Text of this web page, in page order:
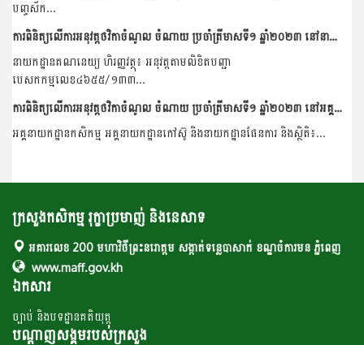
បញ្ចស័ក...
ការពិនិត្យលើការអនុវត្តថវិកាចំណូល ចំណាយ ប្រចាំត្រីមាសទី១ ឆ្នាំ២០២៣ នៅនាយកដ្ឋានគណនេយ្យ ហិរញ្ញវត្ថុ
នាយកដ្ឋានគណនេយ្យ ហិរញ្ញវត្ថុ៖ អនុវត្តតាមលិខិតបញ្ជា
បេសកកម្មលេខ៤៦៥៥/១៣៣...
ការពិនិត្យលើការអនុវត្តថវិកាចំណូល ចំណាយ ប្រចាំត្រីមាសទី១ ឆ្នាំ២០២៣ នៅអគ្គនាយកដ្ឋានកសិកម្ម អគ្គនាយកដ្ឋានកៅស៊ូ និងនាយកដ្ឋានផែនការ និងស្ថិតិ
អគ្គនាយកដ្ឋានកសិកម្ម អគ្គនាយកដ្ឋានកៅស៊ូ និងនាយកដ្ឋានផែនការ និងស្ថិតិ៖...
ក្រសួងកសិកម្ម រុក្ខាប្រមាញ់ និងនេសាទ
អគារលេខ 200 មហាវិថីព្រះនរោត្តម សង្កាត់ទន្លេបាសាក់ ខណ្ឌចំការមន ភ្នំពេញ
www.maff.gov.kh
ឯកសារ
ច្បាប់ និងបទដ្ឋានគតិយុត្ត
បណ្តាញសង្គមរបស់ក្រសួង